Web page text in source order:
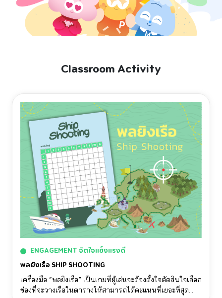
Classroom Activity
ENGAGEMENT จิตใจแข็งแรงดี
พลยิงเรือ SHIP SHOOTING
เครื่องมือ “พลยิงเรือ” เป็นเกมที่ผู้เล่นจะต้องตั้งใจตัดสินใจเลือก
ช่องที่จะวางเรือในตารางให้สามารถได้คะแนนที่เยอะที่สุด